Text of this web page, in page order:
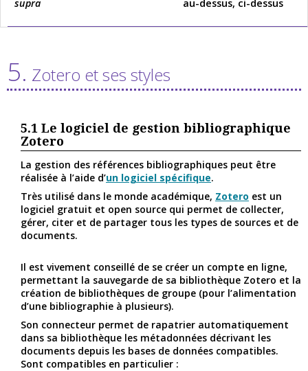
supra au-dessus, ci-dessus
5. Zotero et ses styles
5.1 Le logiciel de gestion bibliographique
Zotero
La gestion des références bibliographiques peut être
réalisée à l’aide d’un logiciel spécifique.
Très utilisé dans le monde académique, Zotero est un
logiciel gratuit et open source qui permet de collecter,
gérer, citer et de partager tous les types de sources et de
documents.
Il est vivement conseillé de se créer un compte en ligne,
permettant la sauvegarde de sa bibliothèque Zotero et la
création de bibliothèques de groupe (pour l’alimentation
d’une bibliographie à plusieurs).
Son connecteur permet de rapatrier automatiquement
dans sa bibliothèque les métadonnées décrivant les
documents depuis les bases de données compatibles.
Sont compatibles en particulier :